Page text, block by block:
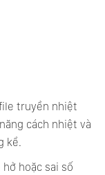
truyền nhiệt
cách nhiệt và
kể.
hoặc sai số